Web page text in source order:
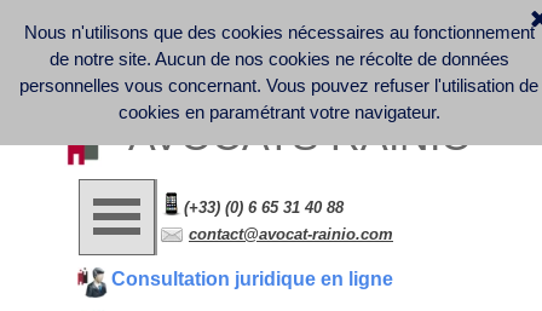
Nous n'utilisons que des cookies nécessaires au fonctionnement
de notre site. Aucun de nos cookies ne récolte de données
personnelles vous concernant. Vous pouvez refuser l'utilisation de
cookies en paramétrant votre navigateur.
Consultation juridique en ligne
traitement des données personnelles
AVOCATS RAINIO
(+33) (0) 6 65 31 40 88
contact@avocat-rainio.com
Discover France Company Launch | French Law office -
Business Law - Contract Law - Digital Law (GDPR) - Labor
Law